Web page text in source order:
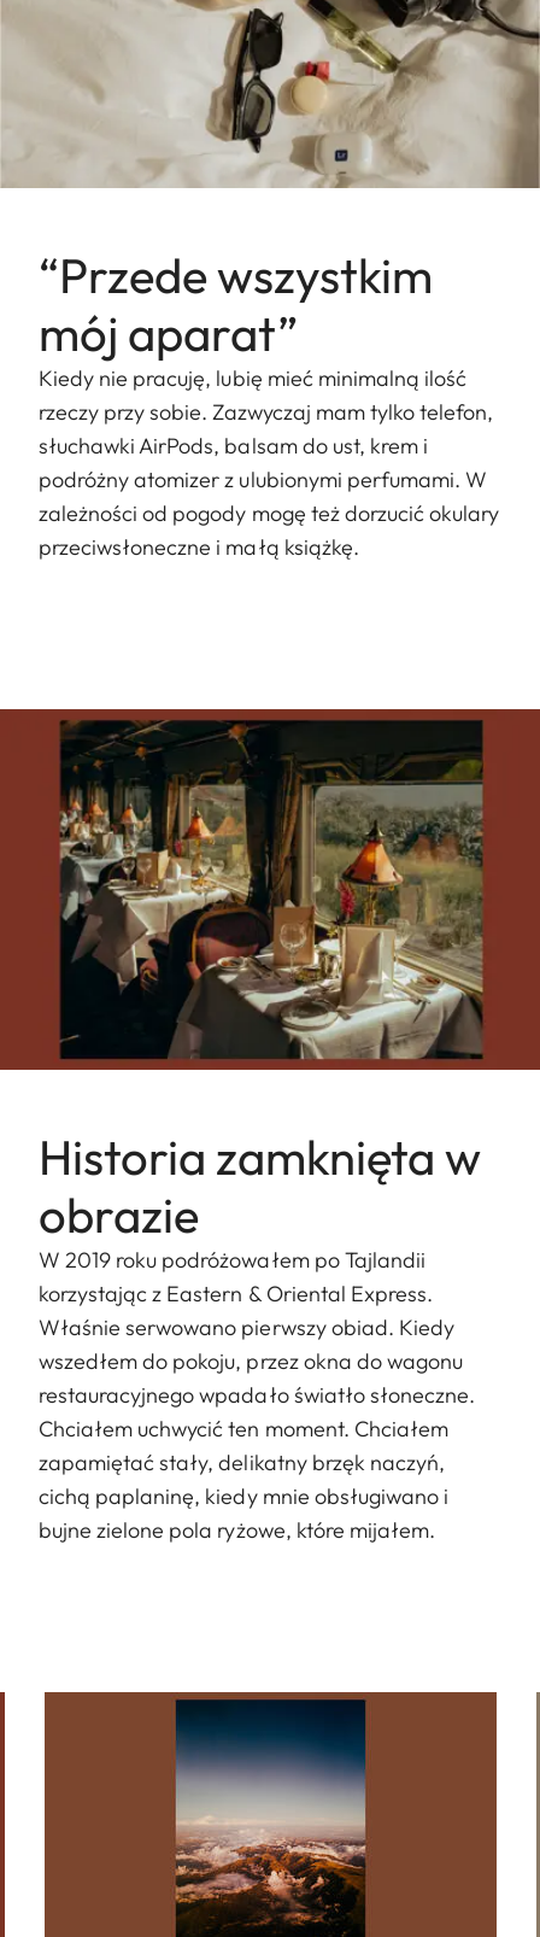
“Przede wszystkim
mój aparat”
Kiedy nie pracuję, lubię mieć minimalną ilość
rzeczy przy sobie. Zazwyczaj mam tylko telefon,
słuchawki AirPods, balsam do ust, krem i
podróżny atomizer z ulubionymi perfumami. W
zależności od pogody mogę też dorzucić okulary
przeciwsłoneczne i małą książkę.
Historia zamknięta w
obrazie
W 2019 roku podróżowałem po Tajlandii
korzystając z Eastern & Oriental Express.
Właśnie serwowano pierwszy obiad. Kiedy
wszedłem do pokoju, przez okna do wagonu
restauracyjnego wpadało światło słoneczne.
Chciałem uchwycić ten moment. Chciałem
zapamiętać stały, delikatny brzęk naczyń,
cichą paplaninę, kiedy mnie obsługiwano i
bujne zielone pola ryżowe, które mijałem.